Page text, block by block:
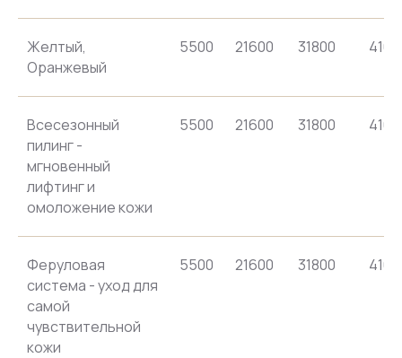
Желтый,
Оранжевый
5500 21600 31800
Всесезонный
пилинг -
мгновенный
лифтинг и
омоложение кожи
5500 21600 31800
Феруловая
система - уход для
самой
чувствительной
кожи
5500 21600 31800